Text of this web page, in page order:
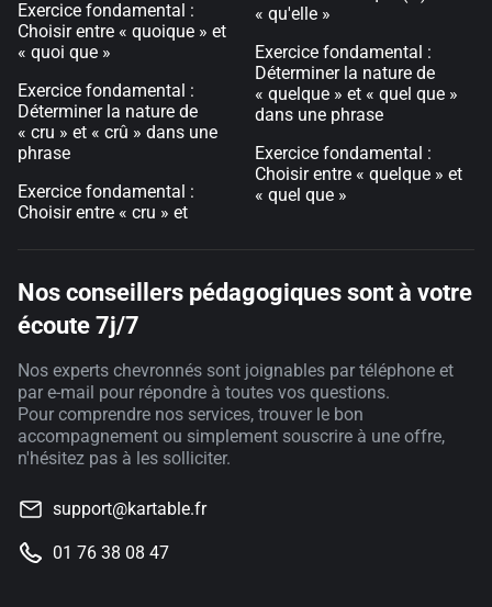
Exercice fondamental :
Choisir entre « quoique » et
« quoi que »
Exercice fondamental :
Déterminer la nature de
« cru » et « crû » dans une
phrase
Exercice fondamental :
Choisir entre « cru » et
« qu'elle »
Exercice fondamental :
Déterminer la nature de
« quelque » et « quel que »
dans une phrase
Exercice fondamental :
Choisir entre « quelque » et
« quel que »
Nos conseillers pédagogiques sont à votre
écoute 7j/7
Nos experts chevronnés sont joignables par téléphone et
par e-mail pour répondre à toutes vos questions.
Pour comprendre nos services, trouver le bon
accompagnement ou simplement souscrire à une offre,
n'hésitez pas à les solliciter.
support@kartable.fr
01 76 38 08 47